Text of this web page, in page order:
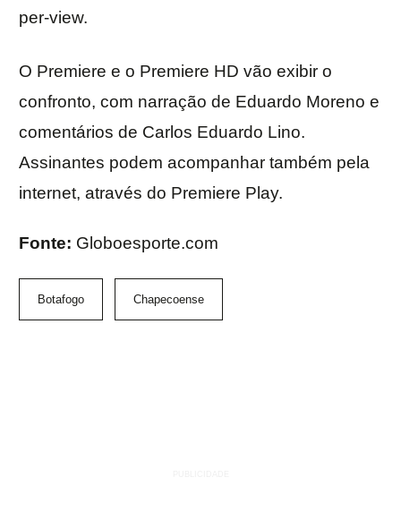
per-view.
O Premiere e o Premiere HD vão exibir o
confronto, com narração de Eduardo Moreno e
comentários de Carlos Eduardo Lino.
Assinantes podem acompanhar também pela
internet, através do Premiere Play.
Fonte: Globoesporte.com
Botafogo Chapecoense